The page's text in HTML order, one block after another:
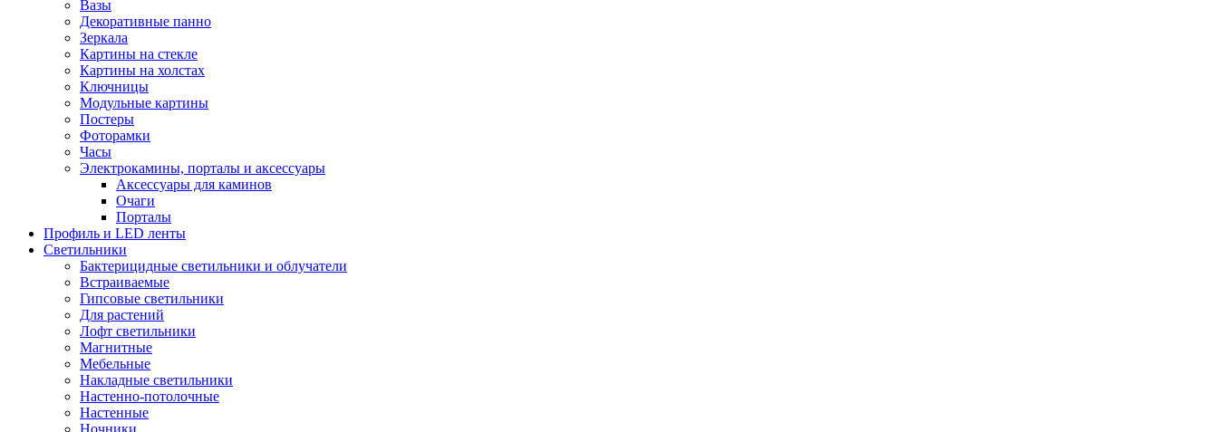
Вазы
Декоративные панно
Зеркала
Картины на стекле
Картины на холстах
Ключницы
Модульные картины
Постеры
Фоторамки
Часы
Электрокамины, порталы и аксессуары
Аксессуары для каминов
Очаги
Порталы
Профиль и LED ленты
Светильники
Бактерицидные светильники и облучатели
Встраиваемые
Гипсовые светильники
Для растений
Лофт светильники
Магнитные
Мебельные
Накладные светильники
Настенно-потолочные
Настенные
Ночники